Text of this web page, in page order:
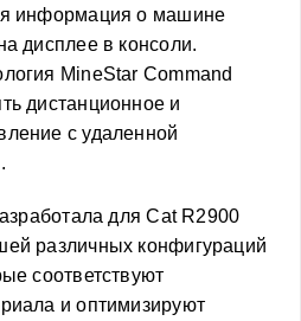
информация о машине
дисплее в консоли.
MineStar Command
дистанционное и
с удаленной
для Cat R2900
различных конфигураций
соответствуют
и оптимизируют